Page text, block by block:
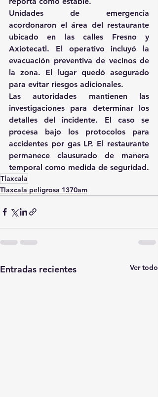
Unidades de emergencia
acordonaron el área del restaurante
ubicado en las calles Fresno y
Axiotecatl. El operativo incluyó la
evacuación preventiva de vecinos de
la zona. El lugar quedó asegurado
para evitar riesgos adicionales.
Las autoridades mantienen las
investigaciones para determinar los
detalles del incidente. El caso se
procesa bajo los protocolos para
accidentes por gas LP. El restaurante
permanece clausurado de manera
temporal como medida de seguridad.
Tlaxcala
Tlaxcala peligrosa 1370am
Entradas recientes Ver todo